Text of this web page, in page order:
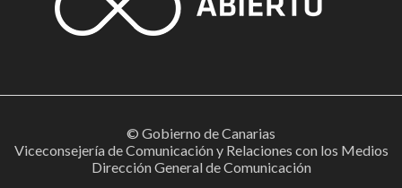
© Gobierno de Canarias
Viceconsejería de Comunicación y Relaciones con los Medios
Dirección General de Comunicación